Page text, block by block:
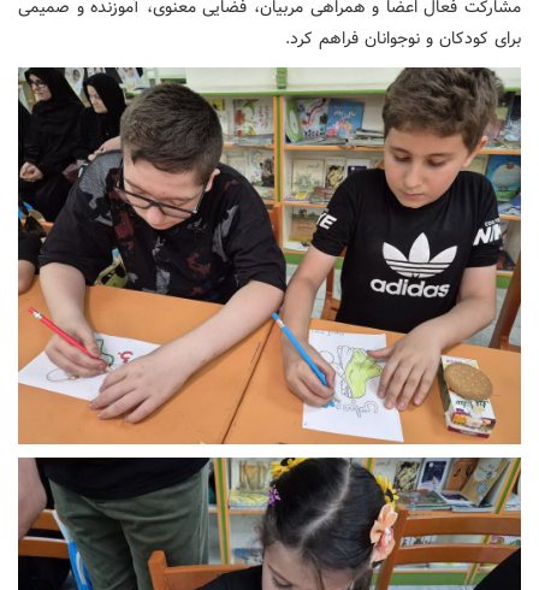
مشارکت فعال اعضا و همراهی مربیان، فضایی معنوی، آموزنده و صمیمی
برای کودکان و نوجوانان فراهم کرد.